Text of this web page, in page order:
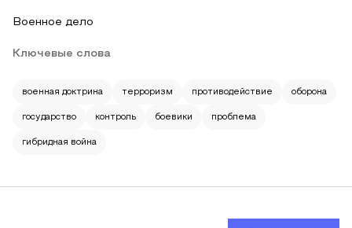
Военное дело
Ключевые слова
военная доктрина терроризм противодействие оборона
государство контроль боевики проблема
гибридная война